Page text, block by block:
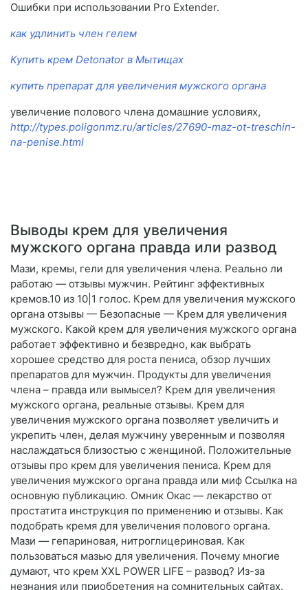
Ошибки при использовании Pro Extender.
как удлинить член гелем
Купить крем Detonator в Мытищах
купить препарат для увеличения мужского органа
увеличение полового члена домашние условиях,
http://types.poligonmz.ru/articles/27690-maz-ot-treschin-
na-penise.html
Выводы крем для увеличения
мужского органа правда или развод
Мази, кремы, гели для увеличения члена. Реально ли
работаю — отзывы мужчин. Рейтинг эффективных
кремов.10 из 10|1 голос. Крем для увеличения мужского
органа отзывы — Безопасные — Крем для увеличения
мужского. Какой крем для увеличения мужского органа
работает эффективно и безвредно, как выбрать
хорошее средство для роста пениса, обзор лучших
препаратов для мужчин. Продукты для увеличения
члена – правда или вымысел? Крем для увеличения
мужского органа, реальные отзывы. Крем для
увеличения мужского органа позволяет увеличить и
укрепить член, делая мужчину уверенным и позволяя
наслаждаться близостью с женщиной. Положительные
отзывы про крем для увеличения пениса. Крем для
увеличения мужского органа правда или миф Ссылка на
основную публикацию. Омник Окас — лекарство от
простатита инструкция по применению и отзывы. Как
подобрать кремя для увеличения полового органа.
Мази — гепариновая, нитроглицериновая. Как
пользоваться мазью для увеличения. Почему многие
думают, что крем XXL POWER LIFE – развод? Из-за
незнания или приобретения на сомнительных сайтах.